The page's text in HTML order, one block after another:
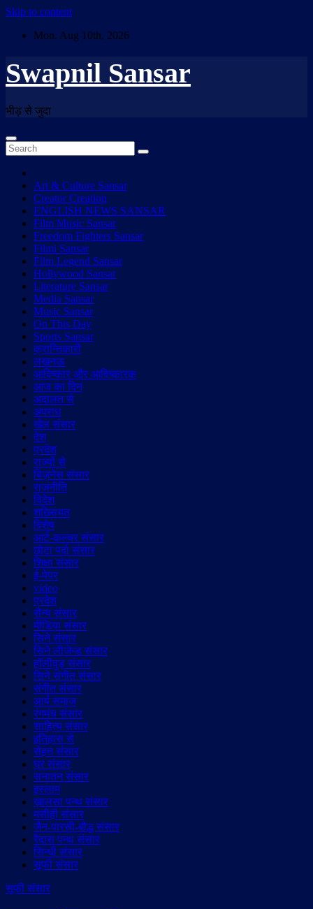
Skip to content
Mon. Aug 10th, 2026
Swapnil Sansar
भीड़ से जुदा
Art & Culture Sansar
Creator Creation
ENGLISH NEWS SANSAR
Film Music Sansar
Freedom Fighters Sansar
Filmi Sansar
Film Legend Sansar
Hollywood Sansar
Literature Sansar
Media Sansar
Music Sansar
On This Day
Sports Sansar
क्रान्तिकारी
लखनऊ
आविष्कार और आविष्कारक
आज का दिन
अदालत से
अपराध
खेल संसार
देश
प्रदेश
राज्यों से
बिज़नेस संसार
राजनीति
विदेश
शख़्सियत
विशेष
आर्ट-कल्चर संसार
छोटा पर्दा संसार
शिक्षा संसार
ई-पेपर
video
प्रदेश
सैन्य संसार
मीडिया संसार
सिने संसार
सिने लीजेन्ड संसार
हॉलीवुड़ संसार
सिने संगीत संसार
संगीत संसार
आर्य समाज
रंगमंच संसार
साहित्य संसार
इतिहास से
सेहत संसार
घर संसार
सनातन संसार
इस्लाम
ख़ालसा पन्थ संसार
मसीही संसार
जैन-पारसी-बौद्ध संसार
रैदास पन्थ संसार
सिन्धी संसार
सूफी संसार
सूफी संसार